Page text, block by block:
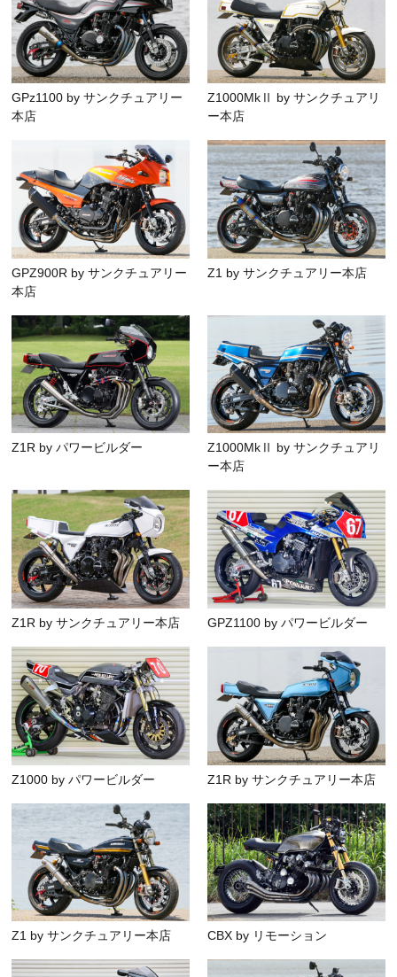
GPz1100 by サンクチュアリー
本店
Z1000MkⅡ by サンクチュアリ
ー本店
GPZ900R by サンクチュアリー
本店
Z1 by サンクチュアリー本店
Z1R by パワービルダー
Z1000MkⅡ by サンクチュアリ
ー本店
Z1R by サンクチュアリー本店 GPZ1100 by パワービルダー
Z1000 by パワービルダー Z1R by サンクチュアリー本店
Z1 by サンクチュアリー本店 CBX by リモーション